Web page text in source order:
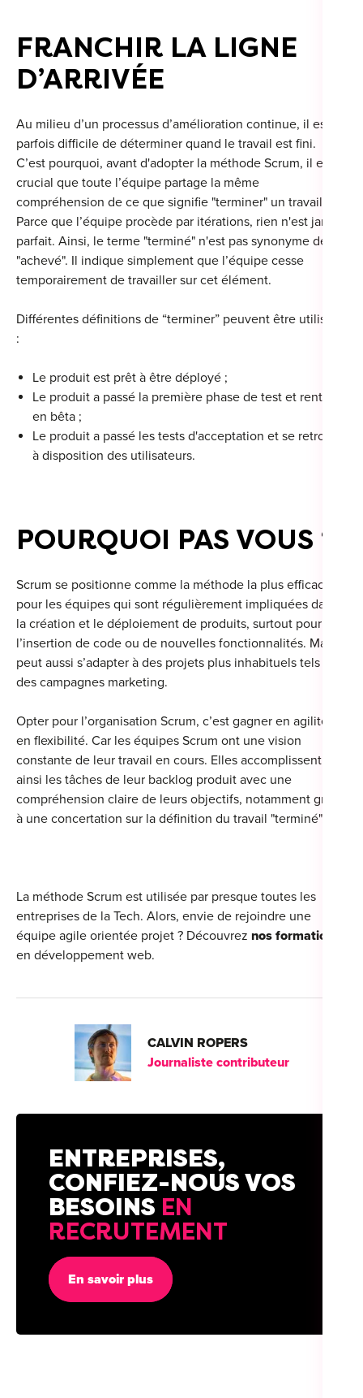
FRANCHIR LA LIGNE
D’ARRIVÉE
Au milieu d’un processus d’amélioration continue, il est
parfois difficile de déterminer quand le travail est fini.
C’est pourquoi, avant d'adopter la méthode Scrum, il est
crucial que toute l’équipe partage la même
compréhension de ce que signifie "terminer" un travail.
Parce que l’équipe procède par itérations, rien n'est jamais
parfait. Ainsi, le terme "terminé" n'est pas synonyme de
"achevé". Il indique simplement que l’équipe cesse
temporairement de travailler sur cet élément.
Différentes définitions de “terminer” peuvent être utilisées
:
Le produit est prêt à être déployé ;
Le produit a passé la première phase de test et rentre
en bêta ;
Le produit a passé les tests d'acceptation et se retrouve
à disposition des utilisateurs.
POURQUOI PAS VOUS ?
Scrum se positionne comme la méthode la plus efficace
pour les équipes qui sont régulièrement impliquées dans
la création et le déploiement de produits, surtout pour
l’insertion de code ou de nouvelles fonctionnalités. Mais il
peut aussi s’adapter à des projets plus inhabituels tels que
des campagnes marketing.
Opter pour l’organisation Scrum, c’est gagner en agilité et
en flexibilité. Car les équipes Scrum ont une vision
constante de leur travail en cours. Elles accomplissent
ainsi les tâches de leur backlog produit avec une
compréhension claire de leurs objectifs, notamment grâce
à une concertation sur la définition du travail "terminé".
La méthode Scrum est utilisée par presque toutes les
entreprises de la Tech. Alors, envie de rejoindre une
équipe agile orientée projet ? Découvrez nos formations
en développement web.
CALVIN ROPERS
Journaliste contributeur
ENTREPRISES,
CONFIEZ-NOUS VOS
BESOINS EN
RECRUTEMENT
En savoir plus